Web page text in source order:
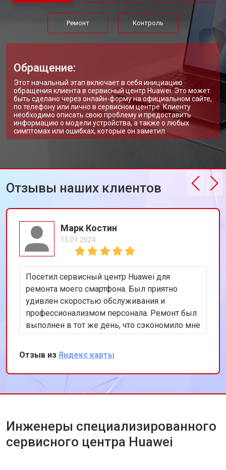
Ремонт цепи питания от 3500 ₽ Заказать
Замена USB порта от 2200 ₽ Заказать
Заказать
Замена кулера ноутбука Huawei от 2600 ₽ Заказать
Замена микрофона от 2600 ₽ Заказать
Прошивка BIOS ноутбука Huawei от 1500 ₽ Заказать
Замена северного моста от 3500 ₽ Заказать
Ремонт Контроль
Обращение:
Этот начальный этап включает в себя инициацию
обращения клиента в сервисный центр Huawei. Это может
быть сделано через онлайн-форму на официальном сайте,
по телефону или лично в сервисном центре. Клиенту
необходимо описать свою проблему и предоставить
информацию о модели устройства, а также о любых
симптомах или ошибках, которые он заметил.
Отзывы наших клиентов
Марк Костин
15.01.2024
Посетил сервисный центр Huawei для
ремонта моего смартфона. Был приятно
удивлен скоростью обслуживания и
профессионализмом персонала. Ремонт был
выполнен в тот же день, что сэкономило мне
много времени. Особенно порадовало
использование оригинальных запчастей,
благодаря чему телефон работает как новый.
Рекомендую этот сервис всем владельцам
техники Huawei.
Отзыв из Яндекс карты
Инженеры специализированного
сервисного центра Huawei